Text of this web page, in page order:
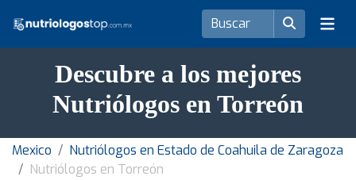
Descubre a los mejores
Nutriólogos en Torreón
Mexico
Nutriólogos en Estado de Coahuila de Zaragoza
Nutriólogos en Torreón